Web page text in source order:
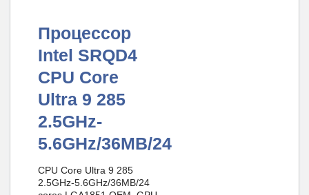
Процессор
Intel SRQD4
CPU Core
Ultra 9 285
2.5GHz-
5.6GHz/36MB/24
CPU Core Ultra 9 285
2.5GHz-5.6GHz/36MB/24